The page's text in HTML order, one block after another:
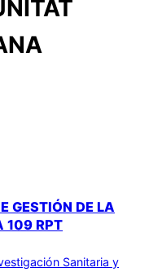
GESTIÓN DE LA
109 RPT
Sanitaria y